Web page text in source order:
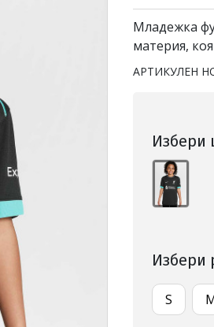
Младежка
материя,
АРТИКУЛЕН
Избери
Избери
S